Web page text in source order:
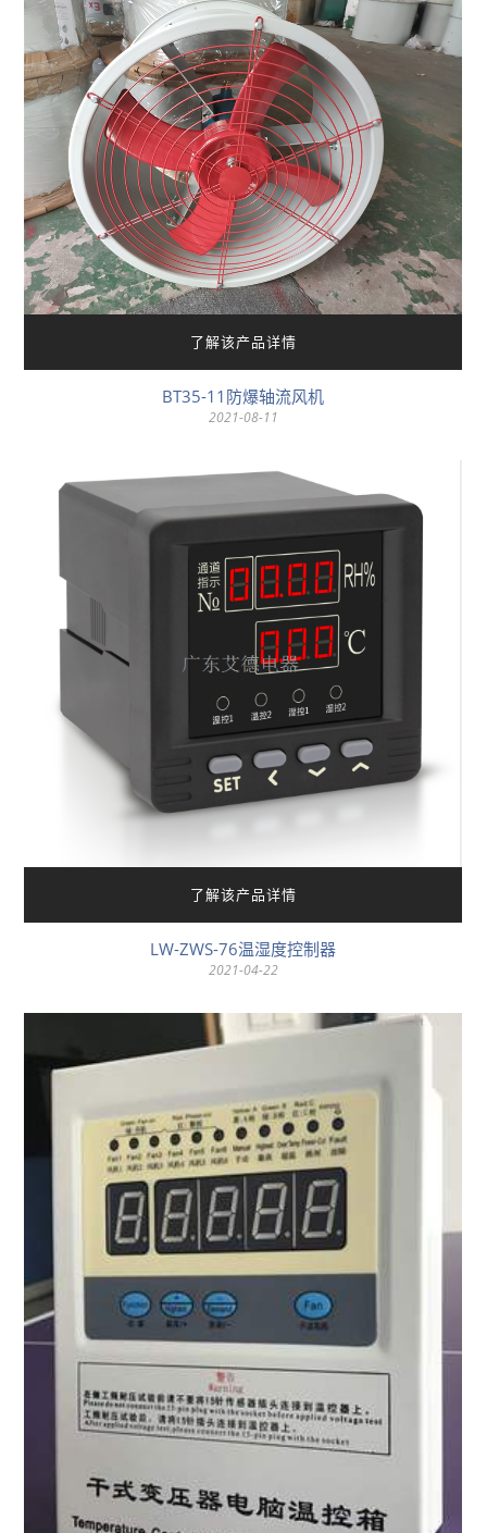
了解该产品详情
BT35-11防爆轴流风机
2021-08-11
了解该产品详情
LW-ZWS-76温湿度控制器
2021-04-22